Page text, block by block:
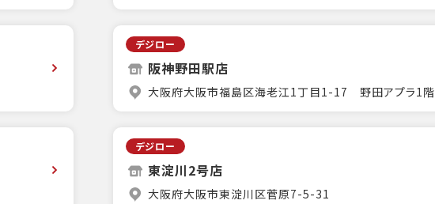
デジロー
阪神野田駅店
大阪府大阪市福島区海老江1丁目1-17 野田アプラ1階
デジロー
東淀川2号店
大阪府大阪市東淀川区菅原7-5-31